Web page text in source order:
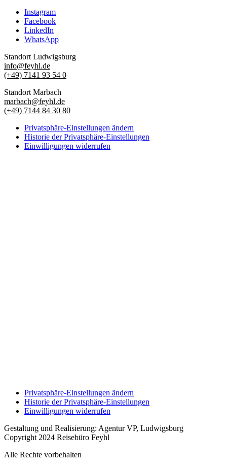
Instagram
Facebook
LinkedIn
WhatsApp
Standort Ludwigsburg
info@feyhl.de
(+49) 7141 93 54 0
Standort Marbach
marbach@feyhl.de
(+49) 7144 84 30 80
Privatsphäre-Einstellungen ändern
Historie der Privatsphäre-Einstellungen
Einwilligungen widerrufen
Privatsphäre-Einstellungen ändern
Historie der Privatsphäre-Einstellungen
Einwilligungen widerrufen
Gestaltung und Realisierung: Agentur VP, Ludwigsburg
Copyright 2024 Reisebüro Feyhl
Alle Rechte vorbehalten